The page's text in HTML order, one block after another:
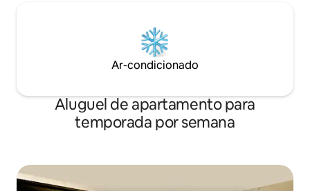
Ar-condicionado
Aluguel de apartamento para
temporada por semana